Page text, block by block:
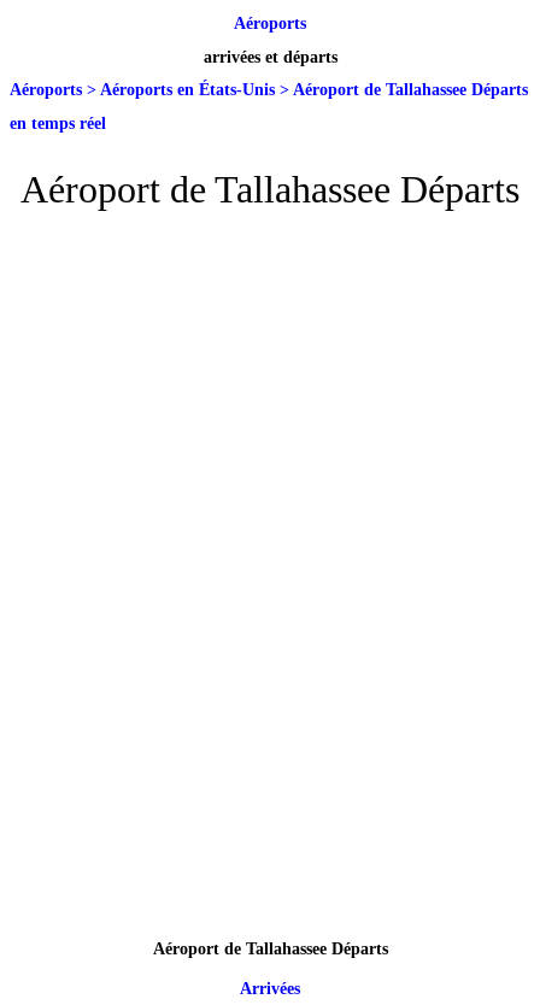
Aéroports
arrivées et départs
Aéroports > Aéroports en États-Unis > Aéroport de Tallahassee Départs
en temps réel
Aéroport de Tallahassee Départs
Aéroport de Tallahassee Départs
Arrivées